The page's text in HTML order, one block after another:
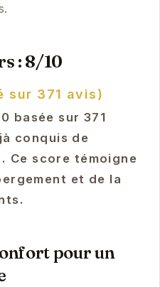
: 8/10
sur 371 avis)
basée sur 371
conquis de
Ce score témoigne
et de la
pour un